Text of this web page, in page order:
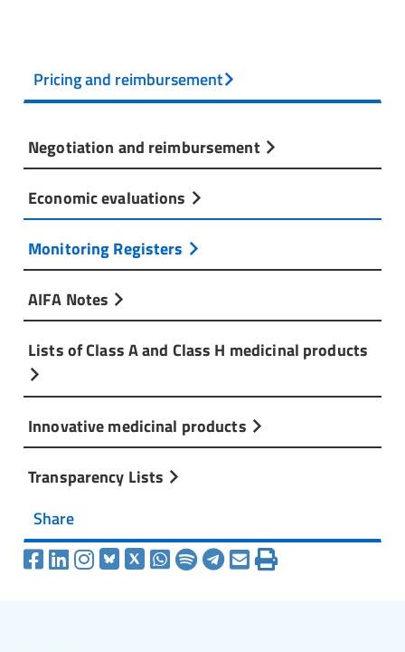
Pricing and reimbursement
Negotiation and reimbursement
Economic evaluations
Monitoring Registers
AIFA Notes
Lists of Class A and Class H medicinal products
Innovative medicinal products
Transparency Lists
Share